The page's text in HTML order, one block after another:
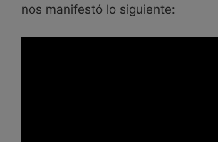
nos manifestó lo siguiente: